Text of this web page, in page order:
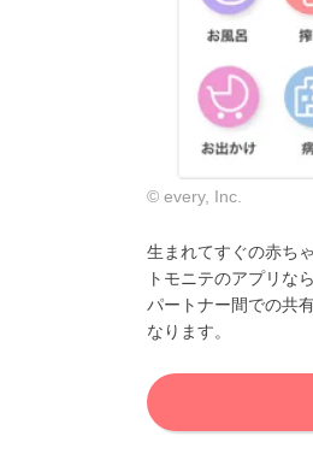
© every, Inc.
生まれてすぐの赤ち
トモニテのアプリな
パートナー間での共
なります。